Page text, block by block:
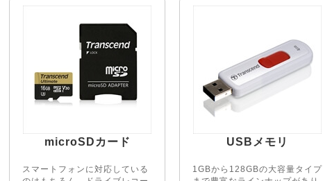
microSDカード
スマートフォンに対応している
USBメモリ
1GBから128GBの大容量タイプ